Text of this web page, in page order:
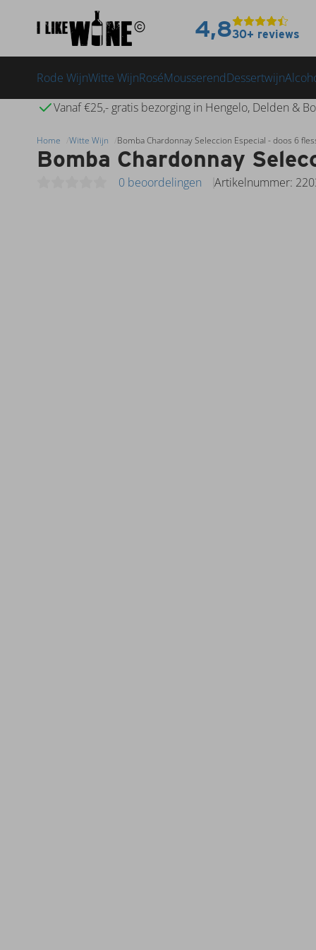
4,830+ reviews
Rode WijnWitte WijnRoséMousserendDessertwijn
Vanaf €25,- gratis bezorging in Hengelo, Delden &
Home Witte Wijn Bomba Chardonnay Seleccion Especial - doos 6
Bomba Chardonnay
0 beoordelingen Artikelnummer: